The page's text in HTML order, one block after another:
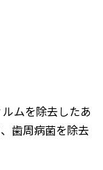
ムを除去したあ
歯周病菌を除去